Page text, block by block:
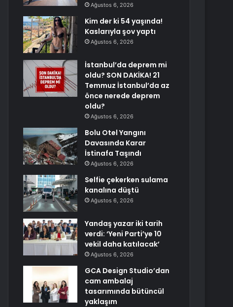
Ağustos 6, 2026
Kim der ki 54 yaşında!
Kaslarıyla şov yaptı
Ağustos 6, 2026
İstanbul’da deprem mi
oldu? SON DAKİKA! 21
Temmuz İstanbul’da az
önce nerede deprem
oldu?
Ağustos 6, 2026
Bolu Otel Yangını
Davasında Karar
İstinafa Taşındı
Ağustos 6, 2026
Selfie çekerken sulama
kanalına düştü
Ağustos 6, 2026
Yandaş yazar iki tarih
verdi: ‘Yeni Parti’ye 10
vekil daha katılacak’
Ağustos 6, 2026
GCA Design Studio’dan
cam ambalaj
tasarımında bütüncül
yaklaşım